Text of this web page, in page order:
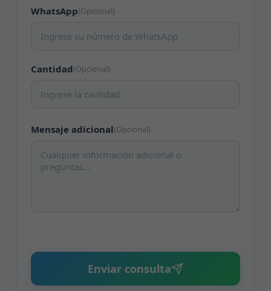
WhatsApp(Opcional)
Cantidad(Opcional)
Mensaje adicional(Opcional)
Enviar consulta